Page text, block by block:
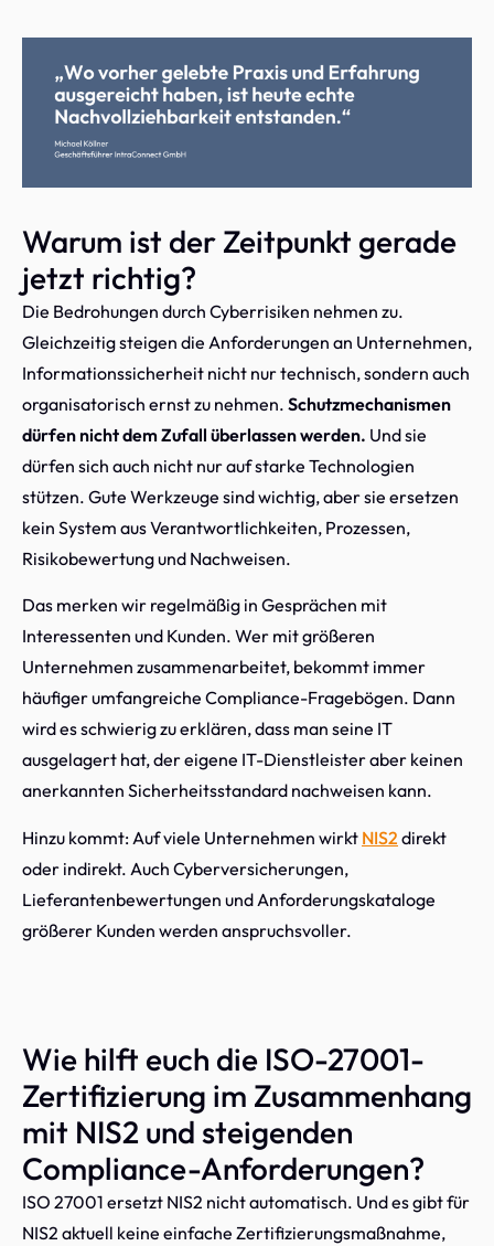
Warum ist der Zeitpunkt gerade
jetzt richtig?
Die Bedrohungen durch Cyberrisiken nehmen zu.
Gleichzeitig steigen die Anforderungen an Unternehmen,
Informationssicherheit nicht nur technisch, sondern auch
organisatorisch ernst zu nehmen. Schutzmechanismen
dürfen nicht dem Zufall überlassen werden. Und sie
dürfen sich auch nicht nur auf starke Technologien
stützen. Gute Werkzeuge sind wichtig, aber sie ersetzen
kein System aus Verantwortlichkeiten, Prozessen,
Risikobewertung und Nachweisen.
Das merken wir regelmäßig in Gesprächen mit
Interessenten und Kunden. Wer mit größeren
Unternehmen zusammenarbeitet, bekommt immer
häufiger umfangreiche Compliance-Fragebögen. Dann
wird es schwierig zu erklären, dass man seine IT
ausgelagert hat, der eigene IT-Dienstleister aber keinen
anerkannten Sicherheitsstandard nachweisen kann.
Hinzu kommt: Auf viele Unternehmen wirkt NIS2 direkt
oder indirekt. Auch Cyberversicherungen,
Lieferantenbewertungen und Anforderungskataloge
größerer Kunden werden anspruchsvoller.
Wie hilft euch die ISO-27001-
Zertifizierung im Zusammenhang
mit NIS2 und steigenden
Compliance-Anforderungen?
ISO 27001 ersetzt NIS2 nicht automatisch. Und es gibt für
NIS2 aktuell keine einfache Zertifizierungsmaßnahme,